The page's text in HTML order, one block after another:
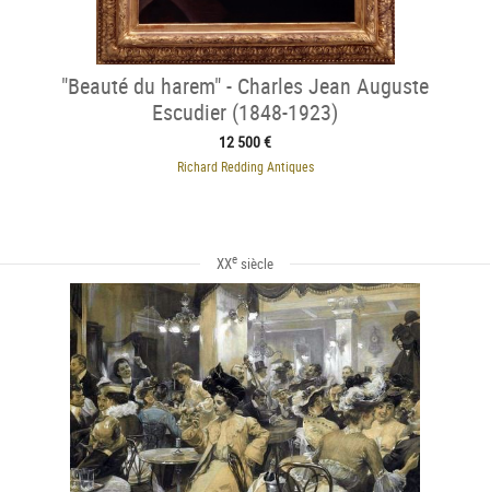
"Beauté du harem" - Charles Jean Auguste
Escudier (1848-1923)
12 500 €
Richard Redding Antiques
XXe siècle